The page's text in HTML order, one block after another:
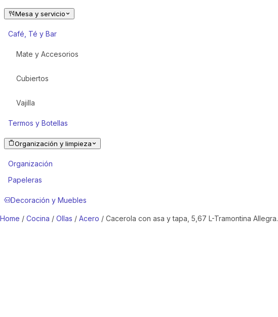
Mesa y servicio
Café, Té y Bar
Mate y Accesorios
Cubiertos
Vajilla
Termos y Botellas
Organización y limpieza
Organización
Papeleras
Decoración y Muebles
Home / Cocina / Ollas / Acero / Cacerola con asa y tapa, 5,67 L-Tramontina Allegra.